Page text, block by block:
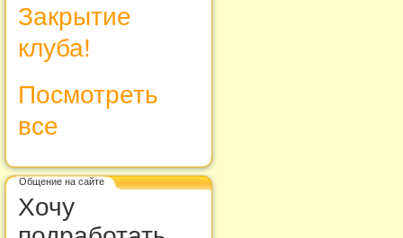
Закрытие
клуба!
Посмотреть
все
Общение на сайте
Хочу